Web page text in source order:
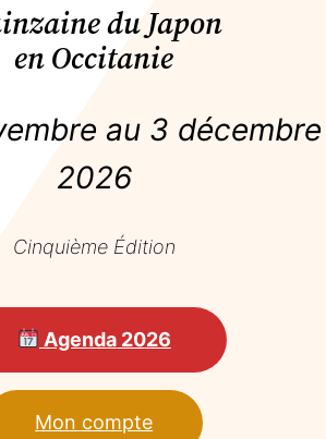
du Japon
en Occitanie
au 3 décembre
2026
Cinquième Édition
Agenda 2026
Mon compte